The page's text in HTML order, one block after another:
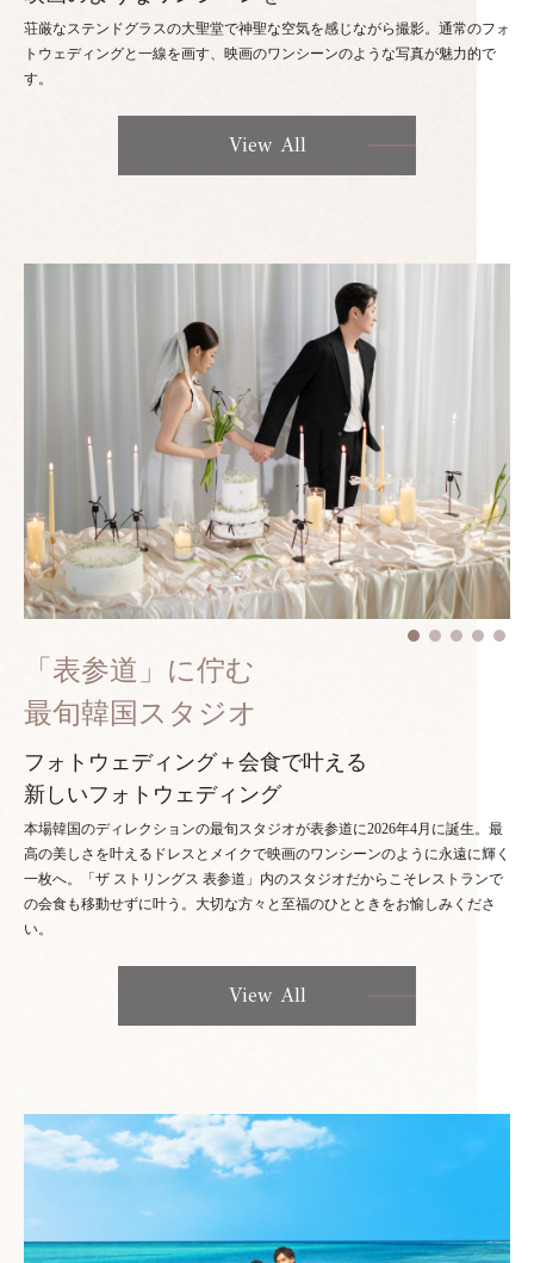
荘厳なステンドグラスの大聖堂で神聖な空気を感じながら撮影。通常のフォ
トウェディングと一線を画す、映画のワンシーンのような写真が魅力的で
す。
View All
「表参道」に佇む
最旬韓国スタジオ
フォトウェディング＋会食で叶える
新しいフォトウェディング
本場韓国のディレクションの最旬スタジオが表参道に2026年4月に誕生。最
高の美しさを叶えるドレスとメイクで映画のワンシーンのように永遠に輝く
一枚へ。「ザ ストリングス 表参道」内のスタジオだからこそレストランで
の会食も移動せずに叶う。大切な方々と至福のひとときをお愉しみくださ
い。
View All